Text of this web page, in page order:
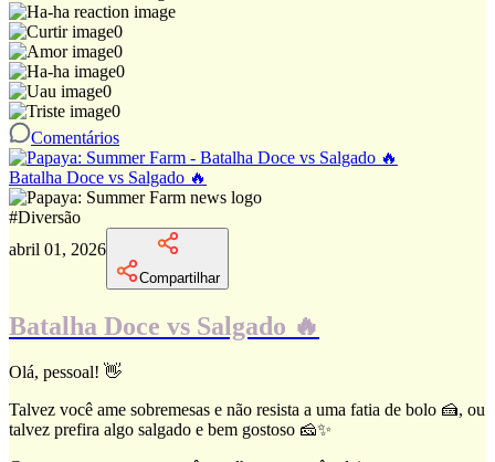
0
0
0
0
0
Comentários
Batalha Doce vs Salgado 🔥
#Diversão
abril 01, 2026
Compartilhar
Batalha Doce vs Salgado 🔥
Olá, pessoal! 👋
Talvez você ame sobremesas e não resista a uma fatia de bolo 🍰, ou
talvez prefira algo salgado e bem gostoso 🧀✨